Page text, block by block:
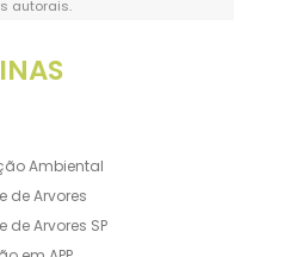
autorais.
Ambiental
de Arvores
de Arvores SP